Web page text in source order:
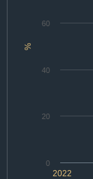
%
2022
0
20
40
60